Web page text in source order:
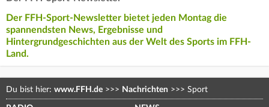
Der FFH-Sport-Newsletter bietet jeden Montag die
spannendsten News, Ergebnisse und
Hintergrundgeschichten aus der Welt des Sports im FFH-
Land.
Du bist hier: www.FFH.de >>> Nachrichten >>> Sport